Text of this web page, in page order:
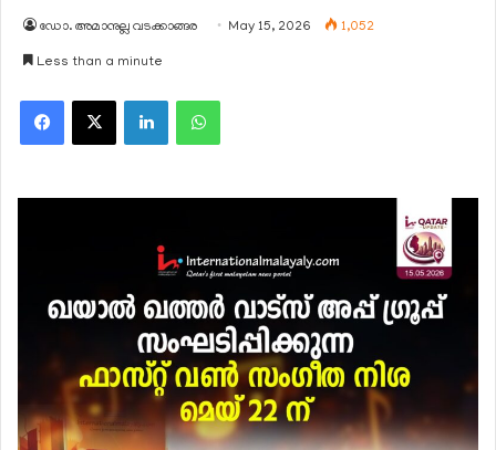
ഡോ. അമാനുല്ല വടക്കാങ്ങര May 15, 2026 1,052
Less than a minute
Facebook
X LinkedInWhatsApp